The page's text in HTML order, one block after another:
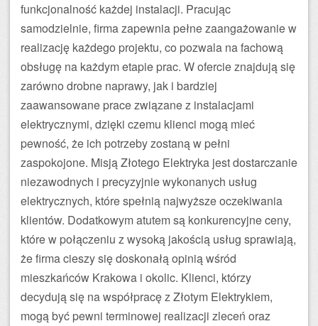
funkcjonalność każdej instalacji. Pracując
samodzielnie, firma zapewnia pełne zaangażowanie w
realizację każdego projektu, co pozwala na fachową
obsługę na każdym etapie prac. W ofercie znajdują się
zarówno drobne naprawy, jak i bardziej
zaawansowane prace związane z instalacjami
elektrycznymi, dzięki czemu klienci mogą mieć
pewność, że ich potrzeby zostaną w pełni
zaspokojone. Misją Złotego Elektryka jest dostarczanie
niezawodnych i precyzyjnie wykonanych usług
elektrycznych, które spełnią najwyższe oczekiwania
klientów. Dodatkowym atutem są konkurencyjne ceny,
które w połączeniu z wysoką jakością usług sprawiają,
że firma cieszy się doskonałą opinią wśród
mieszkańców Krakowa i okolic. Klienci, którzy
decydują się na współpracę z Złotym Elektrykiem,
mogą być pewni terminowej realizacji zleceń oraz